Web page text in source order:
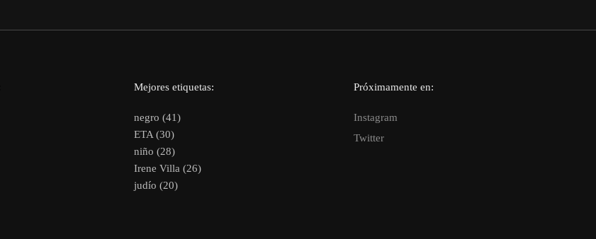
Mejores etiquetas:
negro (41)
ETA (30)
niño (28)
Irene Villa (26)
judío (20)
Próximamente en:
Instagram
Twitter